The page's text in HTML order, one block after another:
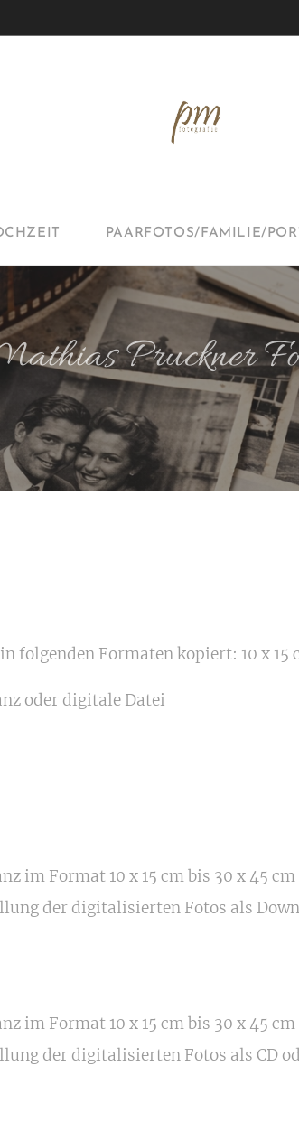
PAARFOTOS/FAMILIE/
Pruckner
folgenden Formaten kopiert: 10 x 15
oder digitale Datei
im Format 10 x 15 cm bis 30 x 45 cm
der digitalisierten Fotos als
im Format 10 x 15 cm bis 30 x 45 cm
der digitalisierten Fotos als CD